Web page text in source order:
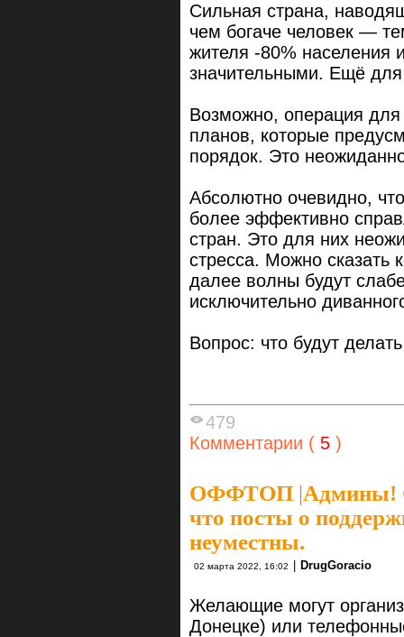
Сильная страна,
чем богаче человек —
жителя -80% населения
значительными. Ещё
Возможно, операция
планов, которые
порядок. Это
Абсолютно очевидно,
более эффективно
стран. Это для них
стресса. Можно сказать
далее волны будут
исключительно
Вопрос: что будут
479
Комментарии ( 5 )
ОФФТОП |Админы!
что посты о
неуместны.
02 марта 2022, 16:02 DrugGoracio
Желающие могут
Донецке) или